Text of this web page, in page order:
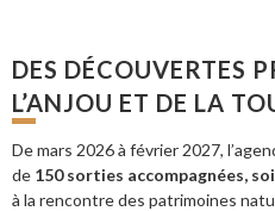
DES DÉCOUVERTES
L’ANJOU ET DE LA
De mars 2026 à février 2027,
de 150 sorties accompagnées,
à la rencontre des patrimoines